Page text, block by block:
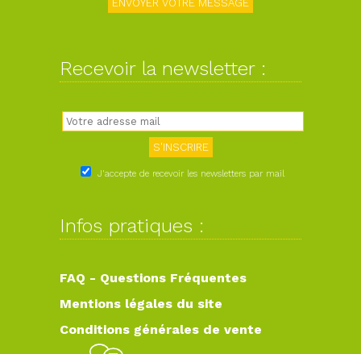
Recevoir la newsletter :
J'accepte de recevoir les newsletters par mail
Infos pratiques :
FAQ - Questions Fréquentes
Mentions légales du site
Conditions générales de vente